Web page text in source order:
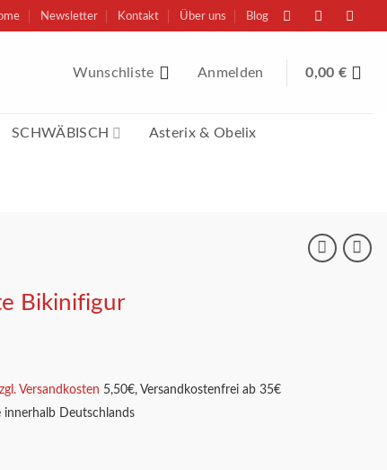
Newsletter Kontakt Über uns Blog
Wunschliste Anmelden 0,00 €
SCHWÄBISCH Asterix & Obelix
Bikinifigur
Versandkosten 5,50€, Versandkostenfrei ab 35€
innerhalb Deutschlands